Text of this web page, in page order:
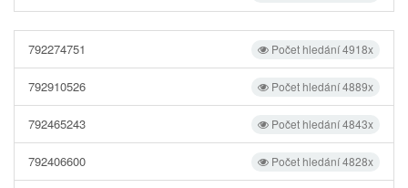
Počet hledání 4918x
792274751
Počet hledání 4889x
792910526
Počet hledání 4843x
792465243
Počet hledání 4828x
792406600